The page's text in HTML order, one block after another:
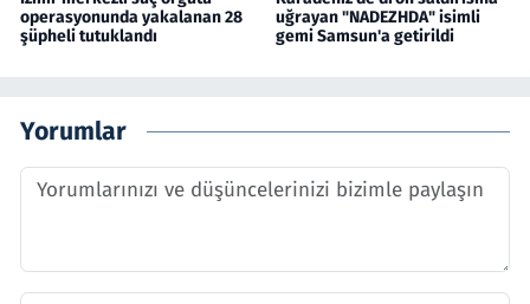
operasyonunda yakalanan 28
şüpheli tutuklandı
uğrayan "NADEZHDA" isimli
gemi Samsun'a getirildi
Yorumlar